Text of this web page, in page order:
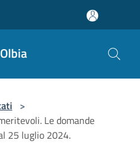
>
Le domande
25 luglio 2024.